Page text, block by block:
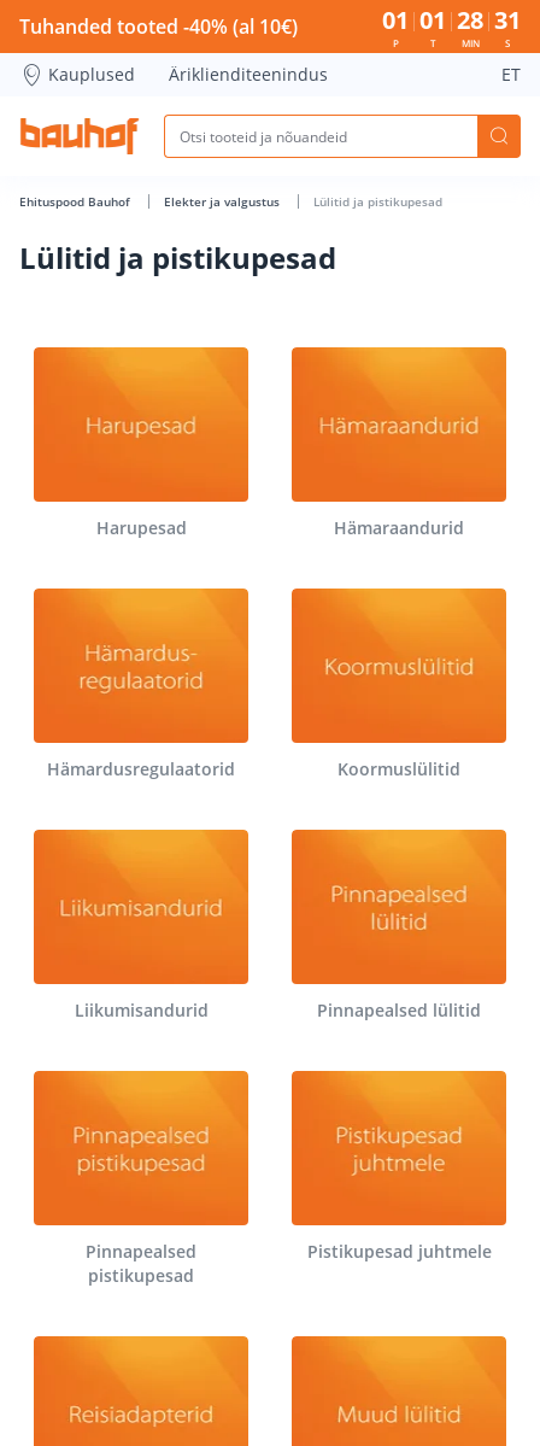
Lülitid ja pistikupesad - Bauhof has loaded
Tuhanded tooted -40% (al 10€) 01
P
01
T
28
MIN
30
S
Kauplused Äriklienditeenindus ET
Ehituspood Bauhof Elekter ja valgustus Lülitid ja pistikupesad
Lülitid ja pistikupesad
Harupesad Hämaraandurid
Hämardusregulaatorid Koormuslülitid
Liikumisandurid Pinnapealsed lülitid
Pinnapealsed
pistikupesad
Pistikupesad juhtmele